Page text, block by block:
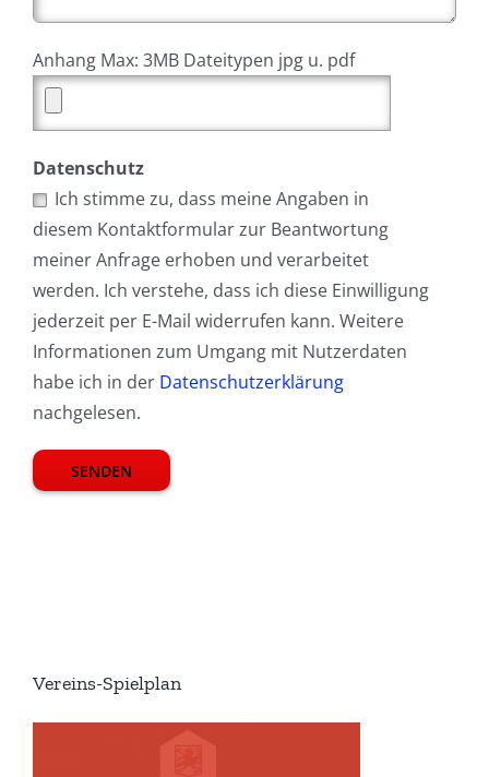
Anhang Max: 3MB Dateitypen jpg u. pdf
Datenschutz
Ich stimme zu, dass meine Angaben in
diesem Kontaktformular zur Beantwortung
meiner Anfrage erhoben und verarbeitet
werden. Ich verstehe, dass ich diese Einwilligung
jederzeit per E-Mail widerrufen kann. Weitere
Informationen zum Umgang mit Nutzerdaten
habe ich in der Datenschutzerklärung
nachgelesen.
Vereins-Spielplan